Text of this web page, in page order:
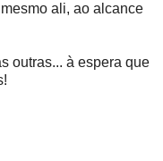
ali, ao alcance
outras... à espera que